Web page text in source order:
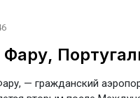
Фару,
— гражданский